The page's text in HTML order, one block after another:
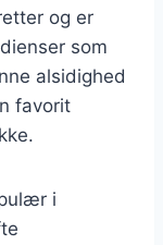
og er
som
alsidighed
favorit
i